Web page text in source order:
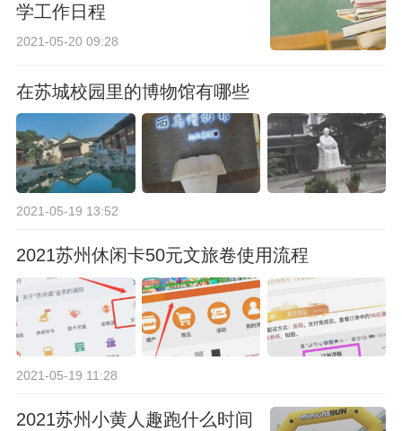
学工作日程
2021-05-20 09:28
在苏城校园里的博物馆有哪些
2021-05-19 13:52
2021苏州休闲卡50元文旅卷使用流程
2021-05-19 11:28
2021苏州小黄人趣跑什么时间